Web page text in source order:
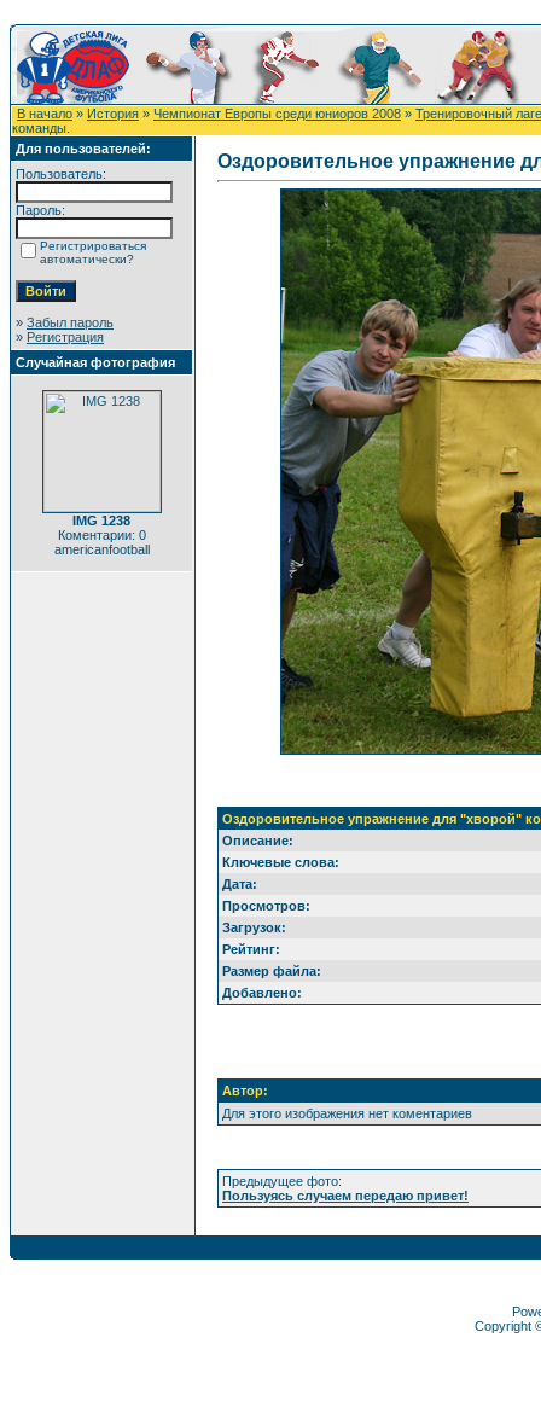
В начало » История » Чемпионат Европы среди юниоров 2008 » Тренировочный
команды.
Для пользователей:
Пользователь:
Пароль:
Регистрироваться
автоматически?
» Забыл пароль
» Регистрация
Случайная фотография
IMG 1238
Коментарии: 0
americanfootball
Оздоровительное упражнение
Оздоровительное упражнение для "хворой"
Описание:
Ключевые слова:
Дата:
Просмотров:
Загрузок:
Рейтинг:
Размер файла:
Добавлено:
Автор:
Для этого изображения нет коментариев
Предыдущее фото:
Пользуясь случаем передаю привет!
Copyright